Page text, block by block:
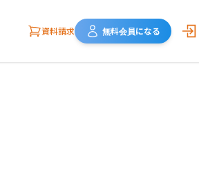
資料請求 無料会員になる